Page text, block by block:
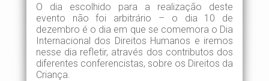
O dia escolhido para a realização deste
evento não foi arbitrário – o dia 10 de
dezembro é o dia em que se comemora o Dia
Internacional dos Direitos Humanos e iremos
nesse dia refletir, através dos contributos dos
diferentes conferencistas, sobre os Direitos da
Criança.